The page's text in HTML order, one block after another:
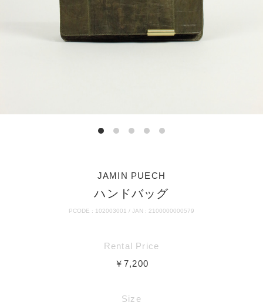
JAMIN PUECH
ハンドバッグ
PCODE : 102003001 / JAN : 2100000000579
Rental Price
￥7,200
Size